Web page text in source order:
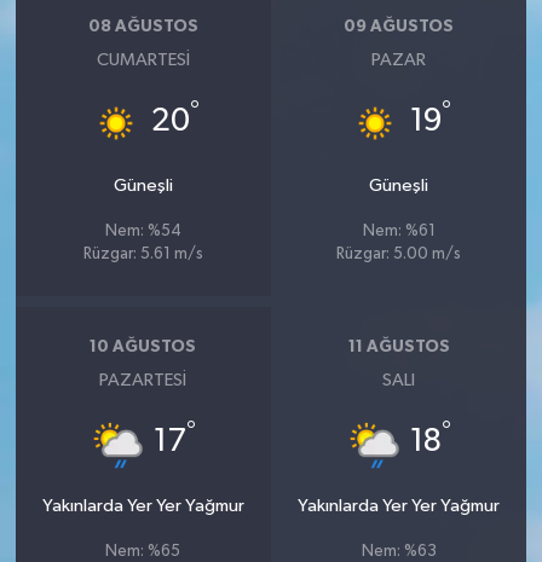
08 AĞUSTOS
CUMARTESI
20°
Güneşli
Nem: %54
Rüzgar: 5.61 m/s
09 AĞUSTOS
PAZAR
19°
Güneşli
Nem: %61
Rüzgar: 5.00 m/s
10 AĞUSTOS
PAZARTESI
17°
Yakınlarda Yer Yer Yağmur
Nem: %65
11 AĞUSTOS
SALI
18°
Yakınlarda Yer Yer Yağmur
Nem: %63